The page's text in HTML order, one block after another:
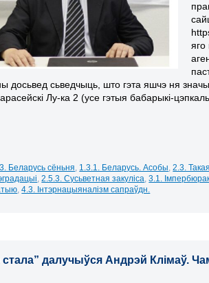
яго
досьвед сьведчыць, што гэта яшчэ ня
Лу-ка 2 (усе гэтыя бабарыкі-
Беларусь сёньня 1.3.1. Беларусь. Асобы ,2.3.
,2.5.3. Сусьветная закуліса ,3.1.
,4.3. Інтэрнацыяналізм сапраўдн.
стала” далучыўся Андрэй Клімаў.